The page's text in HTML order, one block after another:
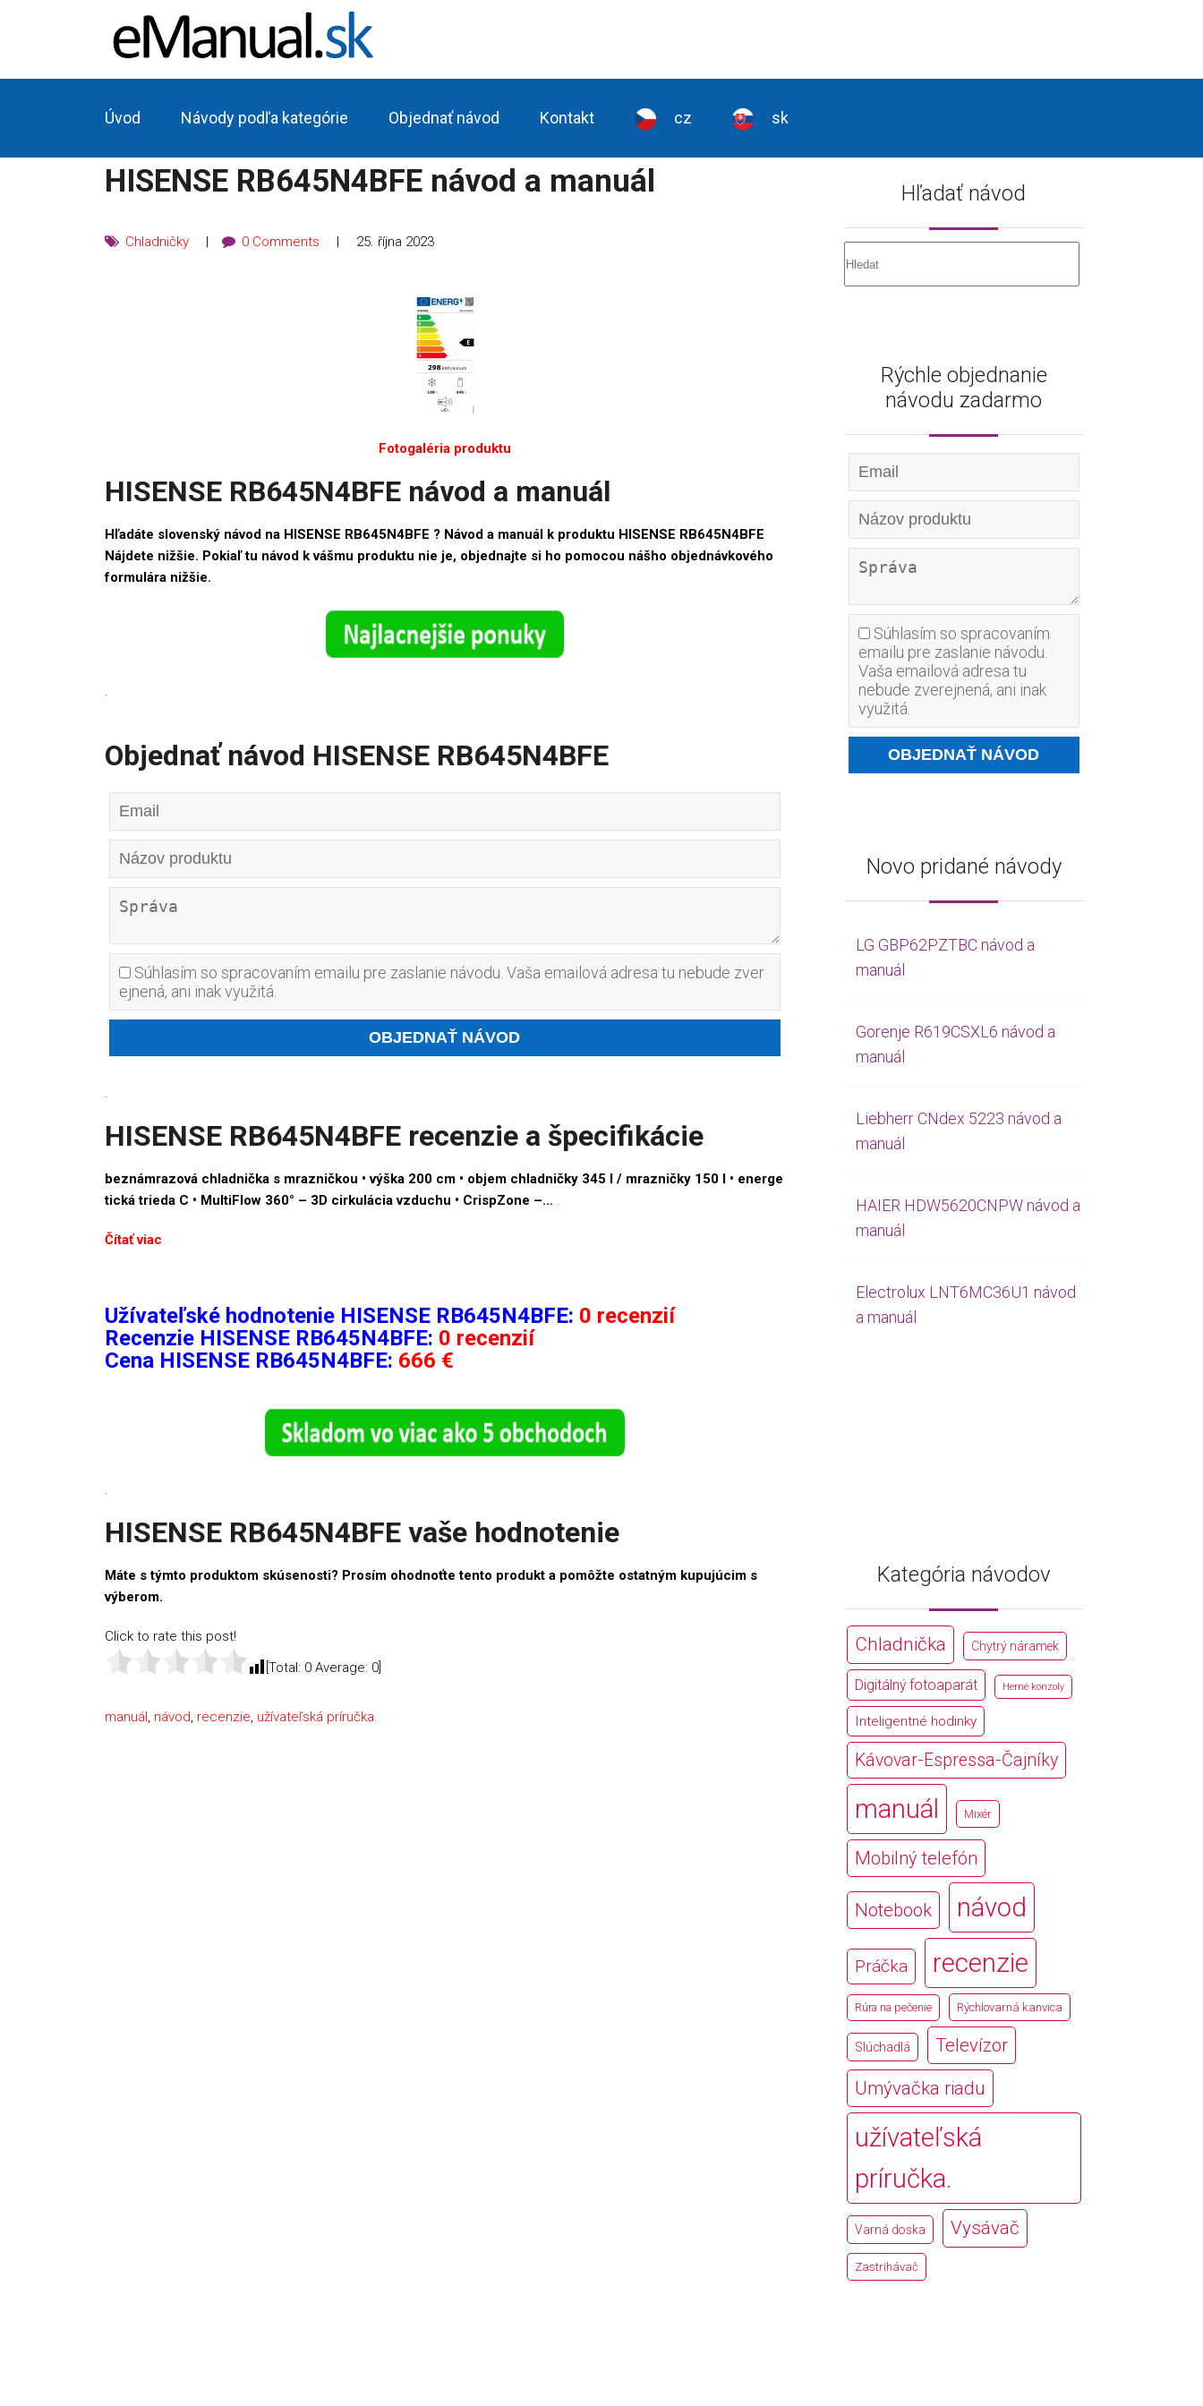
Úvod Návody podľa kategórie Objednať návod Kontakt cz sk
HISENSE RB645N4BFE návod a manuál
Chladničky 0 Comments 25. října 2023
Fotogaléria produktu
HISENSE RB645N4BFE návod a manuál
Hľadáte slovenský návod na HISENSE RB645N4BFE ? Návod a manuál k produktu HISENSE RB645N4BFE
Nájdete nižšie. Pokiaľ tu návod k vášmu produktu nie je, objednajte si ho pomocou nášho objednávkového
formulára nižšie.
.
Objednať návod HISENSE RB645N4BFE
Súhlasím so spracovaním emailu pre zaslanie návodu. Vaša emailová adresa tu nebude zver
ejnená, ani inak využitá.
.
HISENSE RB645N4BFE recenzie a špecifikácie
beznámrazová chladnička s mrazničkou • výška 200 cm • objem chladničky 345 l / mrazničky 150 l • energe
tická trieda C • MultiFlow 360° –⁠ 3D cirkulácia vzduchu • CrispZone –…
Čítať viac
Užívateľské hodnotenie HISENSE RB645N4BFE: 0 recenzií
Recenzie HISENSE RB645N4BFE: 0 recenzií
Cena HISENSE RB645N4BFE: 666 €
.
HISENSE RB645N4BFE vaše hodnotenie
Máte s týmto produktom skúsenosti? Prosím ohodnoťte tento produkt a pomôžte ostatným kupujúcim s
výberom.
Click to rate this post!
[Total: 0 Average: 0
manuál, návod, recenzie, užívateľská príručka.
Hľadať návod
Rýchle objednanie
návodu zadarmo
Súhlasím so spracovaním
emailu pre zaslanie návodu.
Vaša emailová adresa tu
nebude zverejnená, ani inak
využitá.
Novo pridané návody
LG GBP62PZTBC návod a
manuál
Gorenje R619CSXL6 návod a
manuál
Liebherr CNdex 5223 návod a
manuál
HAIER HDW5620CNPW návod a
manuál
Electrolux LNT6MC36U1 návod
a manuál
Kategória návodov
Chladnička Chytrý náramek
Digitálný fotoaparát Herné konzoly
Inteligentné hodinky
Kávovar-Espressa-Čajníky
manuál Mixér
Mobilný telefón
Notebook návod
Práčka recenzie
Rúra na pečenie Rýchlovarná kanvica
Slúchadlá
Televízor
Umývačka riadu
užívateľská
príručka.
Varná doska Vysávač
Zastrihávač